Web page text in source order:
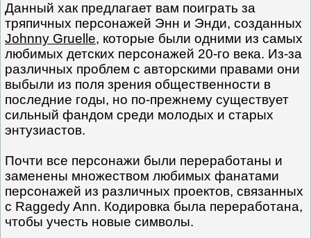
Данный хак предлагает вам поиграть за
тряпичных персонажей Энн и Энди, созданных
Johnny Gruelle, которые были одними из самых
любимых детских персонажей 20-го века. Из-за
различных проблем с авторскими правами они
выбыли из поля зрения общественности в
последние годы, но по-прежнему существует
сильный фандом среди молодых и старых
энтузиастов.
Почти все персонажи были переработаны и
заменены множеством любимых фанатами
персонажей из различных проектов, связанных
с Raggedy Ann. Кодировка была переработана,
чтобы учесть новые символы.